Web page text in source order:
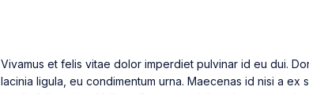
Vivamus et felis vitae dolor imperdiet pulvinar id eu dui.
lacinia ligula, eu condimentum urna. Maecenas id nisi a